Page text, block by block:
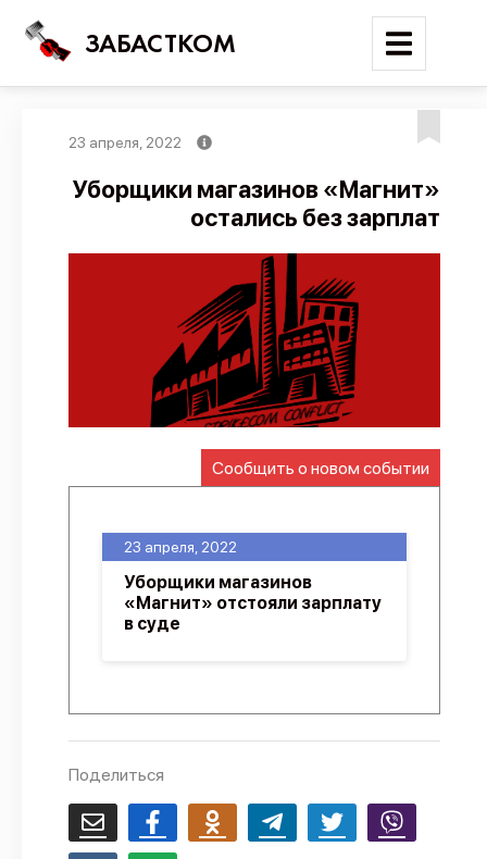
ЗАБАСТКОМ
Поиск
Новости
Карта событий
Трудовые конфликты
Отчеты
Предложить публикацию
API
Политика конфиденциальности
23 апреля, 2022
Уборщики магазинов «Магнит»
остались без зарплат
Сообщить о новом событии
23 апреля, 2022
Уборщики магазинов
«Магнит» отстояли зарплату
в суде
Поделиться